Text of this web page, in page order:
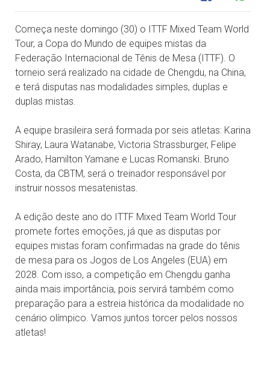
Começa neste domingo (30) o ITTF Mixed Team World
Tour, a Copa do Mundo de equipes mistas da
Federação Internacional de Tênis de Mesa (ITTF). O
torneio será realizado na cidade de Chengdu, na China,
e terá disputas nas modalidades simples, duplas e
duplas mistas.
A equipe brasileira será formada por seis atletas: Karina
Shiray, Laura Watanabe, Victoria Strassburger, Felipe
Arado, Hamilton Yamane e Lucas Romanski. Bruno
Costa, da CBTM, será o treinador responsável por
instruir nossos mesatenistas.
A edição deste ano do ITTF Mixed Team World Tour
promete fortes emoções, já que as disputas por
equipes mistas foram confirmadas na grade do tênis
de mesa para os Jogos de Los Angeles (EUA) em
2028. Com isso, a competição em Chengdu ganha
ainda mais importância, pois servirá também como
preparação para a estreia histórica da modalidade no
cenário olímpico. Vamos juntos torcer pelos nossos
atletas!